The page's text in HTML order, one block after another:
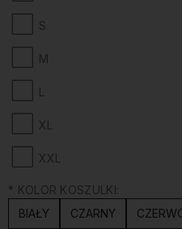
S
M
L
XL
XXL
* KOLOR KOSZULKI:
BIAŁY
CZARNY